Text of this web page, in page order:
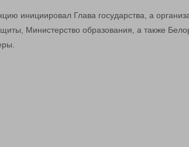
инициировал Глава государства, а
Министерство образования, а также